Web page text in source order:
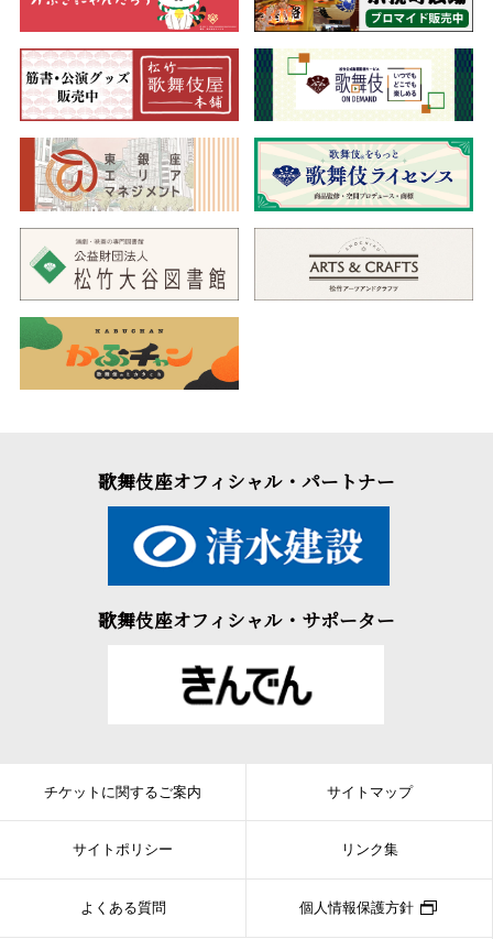
歌舞伎座オフィシャル・パートナー
歌舞伎座オフィシャル・サポーター
チケットに関するご案内 サイトマップ
サイトポリシー リンク集
よくある質問 個人情報保護方針